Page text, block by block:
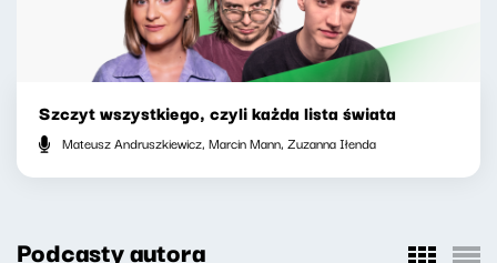
Szczyt wszystkiego, czyli każda lista świata
Mateusz Andruszkiewicz, Marcin Mann, Zuzanna Iłenda
Podcasty autora